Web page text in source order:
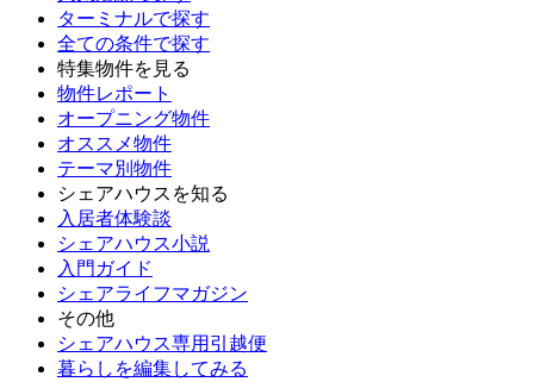
ターミナルで探す
全ての条件で探す
特集物件を見る
物件レポート
オープニング物件
オススメ物件
テーマ別物件
シェアハウスを知る
入居者体験談
シェアハウス小説
入門ガイド
シェアライフマガジン
その他
シェアハウス専用引越便
暮らしを編集してみる